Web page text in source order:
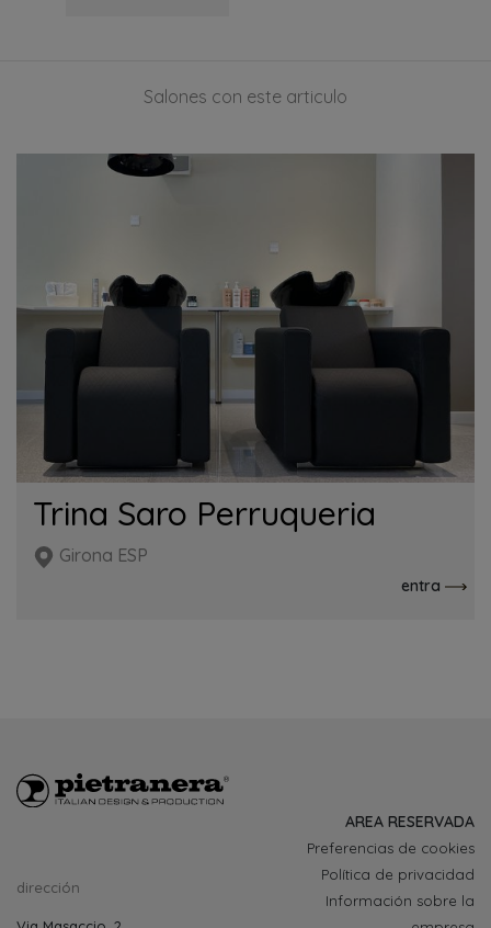
Salones con este articulo
Trina Saro Perruqueria
Girona ESP
entra
AREA RESERVADA
dirección
Preferencias de cookies
Política de privacidad
Información sobre la